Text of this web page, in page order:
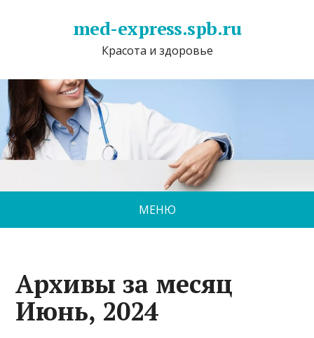
med-express.spb.ru
Красота и здоровье
МЕНЮ
Архивы за месяц
Июнь, 2024